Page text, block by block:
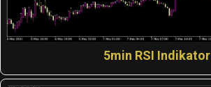
5min RSI Indikator